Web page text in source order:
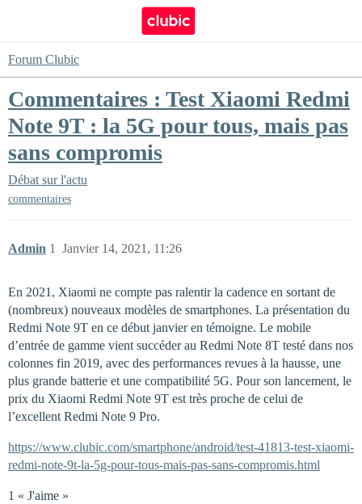
Forum Clubic
Commentaires : Test Xiaomi Redmi
Note 9T : la 5G pour tous, mais pas
sans compromis
Débat sur l'actu
commentaires
Admin Janvier 14, 2021, 11:26
1
En 2021, Xiaomi ne compte pas ralentir la cadence en sortant de
(nombreux) nouveaux modèles de smartphones. La présentation du
Redmi Note 9T en ce début janvier en témoigne. Le mobile
d’entrée de gamme vient succéder au Redmi Note 8T testé dans nos
colonnes fin 2019, avec des performances revues à la hausse, une
plus grande batterie et une compatibilité 5G. Pour son lancement, le
prix du Xiaomi Redmi Note 9T est très proche de celui de
l’excellent Redmi Note 9 Pro.
https://www.clubic.com/smartphone/android/test-41813-test-xiaomi-
redmi-note-9t-la-5g-pour-tous-mais-pas-sans-compromis.html
1 « J'aime »